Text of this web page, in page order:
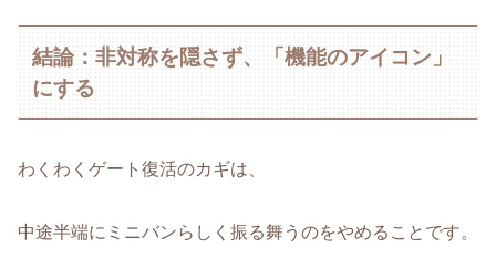
結論：非対称を隠さず、「機能のアイコン」
にする
わくわくゲート復活のカギは、
中途半端にミニバンらしく振る舞うのをやめることです。